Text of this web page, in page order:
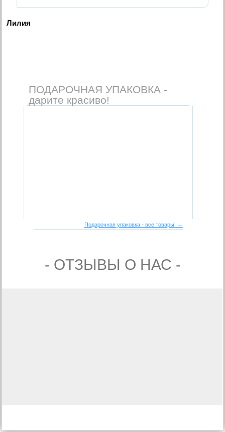
Лилия
ПОДАРОЧНАЯ УПАКОВКА -
дарите красиво!
Подарочная упаковка - все товары →
- ОТЗЫВЫ О НАС -